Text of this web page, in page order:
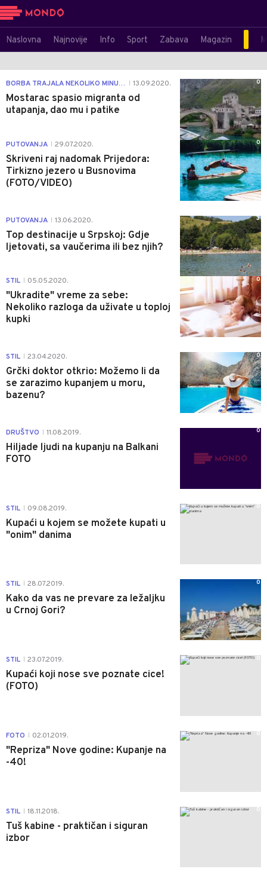
Naslovna Najnovije Info Sport Zabava Magazin
BORBA TRAJALA NEKOLIKO MINUTA 13.09.2020.
Mostarac spasio migranta od
utapanja, dao mu i patike
0
PUTOVANJA 29.07.2020.
Skriveni raj nadomak Prijedora:
Tirkizno jezero u Busnovima
(FOTO/VIDEO)
0
PUTOVANJA 13.06.2020.
Top destinacije u Srpskoj: Gdje
ljetovati, sa vaučerima ili bez njih?
3
STIL 05.05.2020.
"Ukradite" vreme za sebe:
Nekoliko razloga da uživate u toploj
kupki
0
STIL 23.04.2020.
Grčki doktor otkrio: Možemo li da
se zarazimo kupanjem u moru,
bazenu?
0
DRUŠTVO 11.08.2019.
Hiljade ljudi na kupanju na Balkani
FOTO
0
STIL 09.08.2019.
Kupaći u kojem se možete kupati u
"onim" danima
0
STIL 28.07.2019.
Kako da vas ne prevare za ležaljku
u Crnoj Gori?
0
STIL 23.07.2019.
Kupaći koji nose sve poznate cice!
(FOTO)
0
FOTO 02.01.2019.
"Repriza" Nove godine: Kupanje na
-40!
0
STIL 18.11.2018.
Tuš kabine - praktičan i siguran
izbor
0